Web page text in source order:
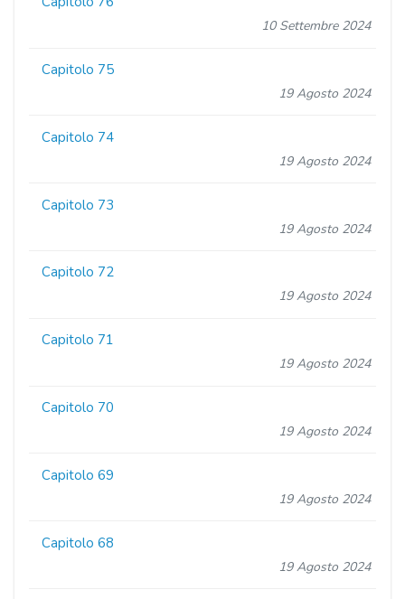
10 Settembre 2024
Capitolo 75
19 Agosto 2024
Capitolo 74
19 Agosto 2024
Capitolo 73
19 Agosto 2024
Capitolo 72
19 Agosto 2024
Capitolo 71
19 Agosto 2024
Capitolo 70
19 Agosto 2024
Capitolo 69
19 Agosto 2024
Capitolo 68
19 Agosto 2024